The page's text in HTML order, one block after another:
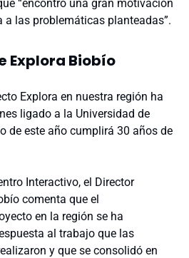
“encontró una gran motivación
a las problemáticas planteadas”.
Explora Biobío
Explora en nuestra región ha
ligado a la Universidad de
de este año cumplirá 30 años de
Interactivo, el Director
comenta que el
en la región se ha
al trabajo que las
y que se consolidó en